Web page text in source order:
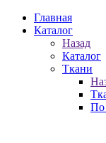
Главная
Каталог
Назад
Каталог
Ткани
По